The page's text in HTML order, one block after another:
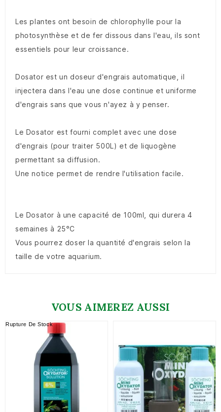
Les plantes ont besoin de chlorophylle pour la
photosynthèse et de fer dissous dans l'eau, ils sont
essentiels pour leur croissance.
Dosator est un doseur d'engrais automatique, il
injectera dans l'eau une dose continue et uniforme
d'engrais sans que vous n'ayez à y penser.
Le Dosator est fourni complet avec une dose
d'engrais (pour traiter 500L) et de liquogène
permettant sa diffusion.
Une notice permet de rendre l'utilisation facile.
Le Dosator à une capacité de 100ml, qui durera 4
semaines à 25°C
Vous pourrez doser la quantité d'engrais selon la
taille de votre aquarium.
VOUS AIMEREZ AUSSI
Rupture De Stock